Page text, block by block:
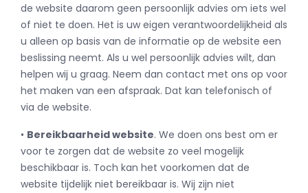
de website daarom geen persoonlijk advies om iets wel
of niet te doen. Het is uw eigen verantwoordelijkheid als
u alleen op basis van de informatie op de website een
beslissing neemt. Als u wel persoonlijk advies wilt, dan
helpen wij u graag. Neem dan contact met ons op voor
het maken van een afspraak. Dat kan telefonisch of
via de website.
• Bereikbaarheid website. We doen ons best om er
voor te zorgen dat de website zo veel mogelijk
beschikbaar is. Toch kan het voorkomen dat de
website tijdelijk niet bereikbaar is. Wij zijn niet